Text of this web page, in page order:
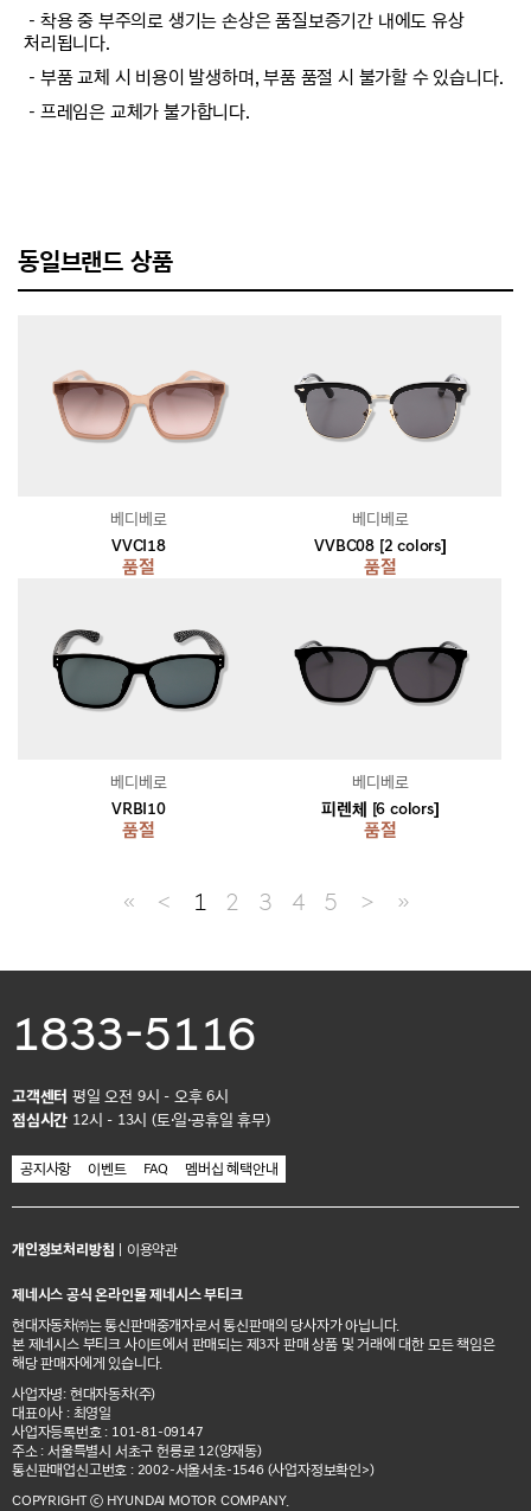
－착용 중 부주의로 생기는 손상은 품질보증기간 내에도 유상
처리됩니다.
－부품 교체 시 비용이 발생하며, 부품 품절 시 불가할 수 있습니다.
－프레임은 교체가 불가합니다.
동일브랜드 상품
VVCI18
품절
베디베로
VVBC08 [2 colors]
품절
베디베로
VRBI10
품절
베디베로
피렌체 [6 colors]
품절
베디베로
≪ ＜ 1 2 3 4 5 ＞ ≫
1833-5116
고객센터 평일 오전 9시 - 오후 6시
점심시간 12시 - 13시 (토·일·공휴일 휴무)
공지사항 이벤트 FAQ 멤버십 혜택안내
개인정보처리방침 이용약관
제네시스 공식 온라인몰 제네시스 부티크
현대자동차㈜는 통신판매중개자로서 통신판매의 당사자가 아닙니다.
본 제네시스 부티크 사이트에서 판매되는 제3자 판매 상품 및 거래에 대한 모든 책임은
해당 판매자에게 있습니다.
사업자명: 현대자동차(주)
대표이사 : 최영일
사업자등록번호 : 101-81-09147
주소 : 서울특별시 서초구 헌릉로 12(양재동)
통신판매업신고번호 : 2002-서울서초-1546 (사업자정보확인>)
COPYRIGHT ⓒ HYUNDAI MOTOR COMPANY.